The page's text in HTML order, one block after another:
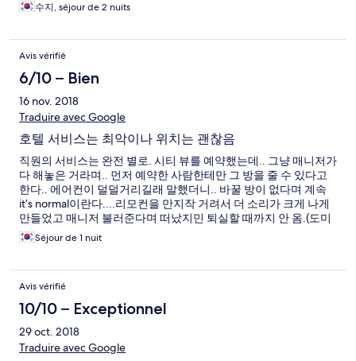
수지, séjour de 2 nuits
Avis vérifié
6/10 – Bien
16 nov. 2018
Traduire avec Google
호텔 서비스는 최악이나 위치는 괜찮음
직원의 서비스는 완전 별로. 시티 뷰를 예약했는데.. 그냥 매니저가
다 해놓은 거라며.. 먼저 예약한 사람한테만 그 방을 줄 수 있다고
한다.. 에어컨이 덜덜거리길래 말했더니.. 바꿀 방이 없다며 계속
it’s normal이란다....리모컨을 만지작 거려서 더 소리가 크게 나게
만들었고 매니저 불러준다며 떠났지민 퇴실할 때까지 안 옴.(도미
토리는 에어컨 소리도 안 나더라..) 위치는 democracy monument
근처라 공항 s1버스 타기도 좋고, 운하 보트 타기도 좋으나.. 역시
은 잘 안됨. 방이 너무 좁아서 짐 놓을 공간이 없어서 불편했음. 오
히려 도미토리가 수납공간도 많고 넓은 거 같다..
Séjour de 1 nuit
Avis vérifié
10/10 – Exceptionnel
29 oct. 2018
Traduire avec Google